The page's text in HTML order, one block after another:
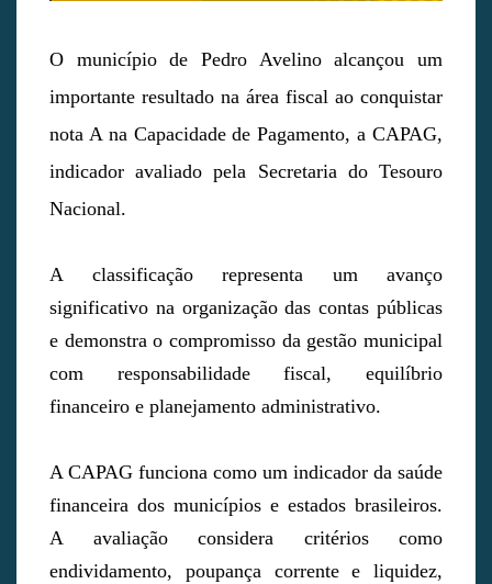
O município de Pedro Avelino alcançou um
importante resultado na área fiscal ao conquistar
nota A na Capacidade de Pagamento, a CAPAG,
indicador avaliado pela Secretaria do Tesouro
Nacional.
A classificação representa um avanço
significativo na organização das contas públicas
e demonstra o compromisso da gestão municipal
com responsabilidade fiscal, equilíbrio
financeiro e planejamento administrativo.
A CAPAG funciona como um indicador da saúde
financeira dos municípios e estados brasileiros.
A avaliação considera critérios como
endividamento, poupança corrente e liquidez,